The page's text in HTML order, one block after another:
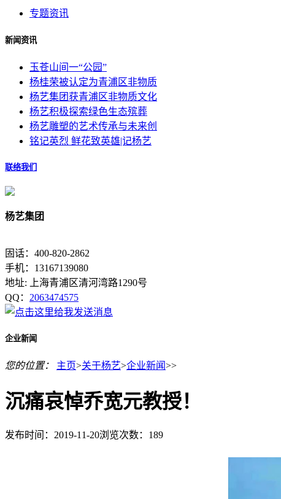
专题资讯
新闻资讯
玉苍山间一“公园”
杨桂荣被认定为青浦区非物质
杨艺集团获青浦区非物质文化
杨艺积极探索绿色生态殡葬
杨艺雕塑的艺术传承与未来创
铭记英烈 鲜花致英雄|记杨艺
联络我们
杨艺集团
固话：400-820-2862
手机：13167139080
地址: 上海青浦区清河湾路1290号
QQ： 2063474575
企业新闻
您的位置： 主页>关于杨艺>企业新闻>>
沉痛哀悼乔宽元教授！
发布时间：2019-11-20浏览次数： 189